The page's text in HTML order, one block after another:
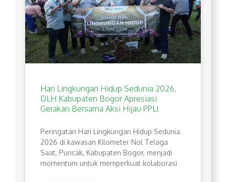
Hari Lingkungan Hidup Sedunia 2026,
DLH Kabupaten Bogor Apresiasi
Gerakan Bersama Aksi Hijau PPLI
Peringatan Hari Lingkungan Hidup Sedunia
2026 di kawasan Kilometer Nol Telaga
Saat, Puncak, Kabupaten Bogor, menjadi
momentum untuk memperkuat kolaborasi